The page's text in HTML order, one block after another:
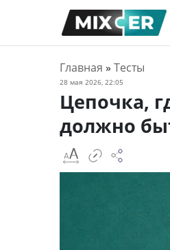
Главная » Тесты
28 мая 2026, 22:05
Цепочка,
должно